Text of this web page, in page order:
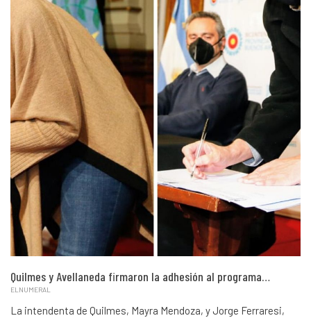
Quilmes y Avellaneda firmaron la adhesión al programa…
ELNUMERAL
La intendenta de Quilmes, Mayra Mendoza, y Jorge Ferraresi,